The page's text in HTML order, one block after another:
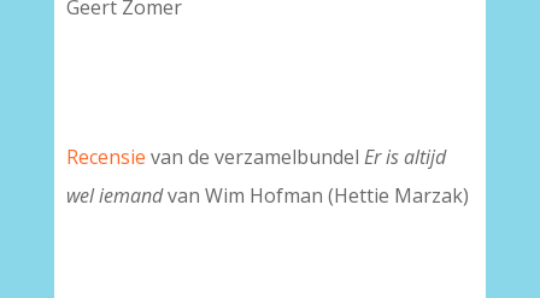
Geert Zomer
Recensie van de verzamelbundel Er is altijd
wel iemandvan Wim Hofman (Hettie Marzak)